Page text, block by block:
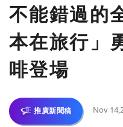
不能錯過的
本在旅行」
啡登場
推廣新聞稿 Nov